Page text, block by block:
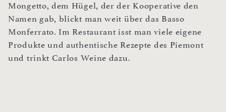
Mongetto, dem Hügel, der der Kooperative den
Namen gab, blickt man weit über das Basso
Monferrato. Im Restaurant isst man viele eigene
Produkte und authentische Rezepte des Piemont
und trinkt Carlos Weine dazu.